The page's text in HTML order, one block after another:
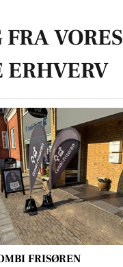
VORES
FRISØREN